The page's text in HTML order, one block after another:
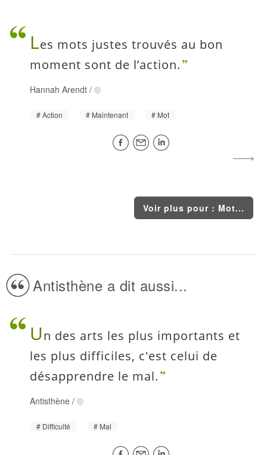
Les mots justes trouvés au bon
moment sont de l’action.
Hannah Arendt /
Action Maintenant Mot
Voir plus pour : Mot...
Antisthène a dit aussi...
Un des arts les plus importants et
les plus difficiles, c'est celui de
désapprendre le mal.
Antisthène /
Difficulté Mal